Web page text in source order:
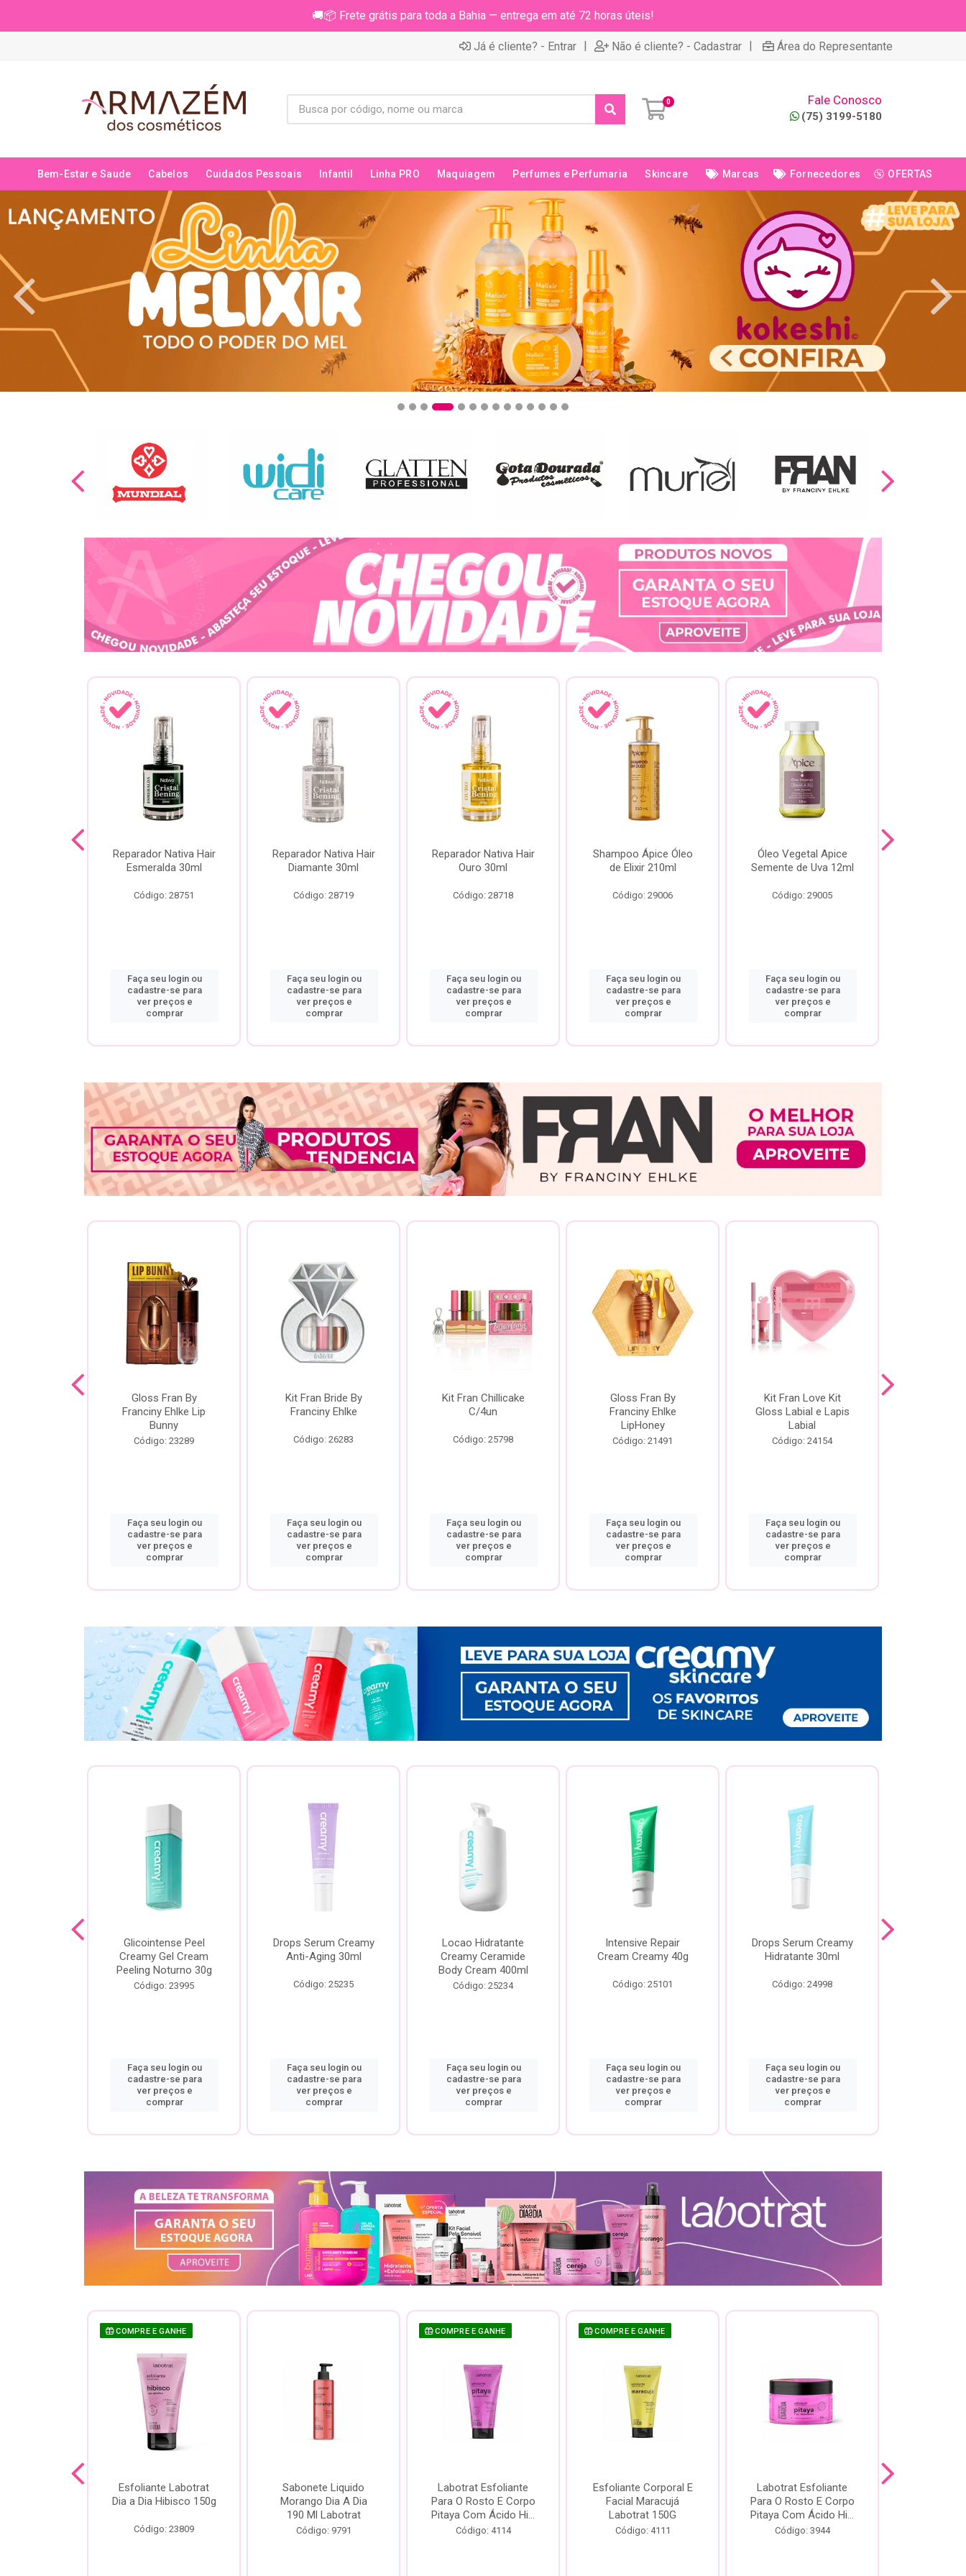
🚚📦 Frete grátis para toda a Bahia — entrega em até 72 horas úteis!
Já é cliente? - Entrar | Não é cliente? - Cadastrar | Área do Representante
0 Fale Conosco
(75) 3199-5180
Bem-Estar e Saude Cabelos Cuidados Pessoais Infantil Linha PRO Maquiagem Perfumes e Perfumaria Skincare Marcas Fornecedores OFERTAS
Reparador Nativa Hair
Esmeralda 30ml
Código: 28751
Faça seu login ou
cadastre-se para
ver preços e
comprar
Reparador Nativa Hair
Diamante 30ml
Código: 28719
Faça seu login ou
cadastre-se para
ver preços e
comprar
Reparador Nativa Hair
Ouro 30ml
Código: 28718
Faça seu login ou
cadastre-se para
ver preços e
comprar
Shampoo Ápice Óleo
de Elixir 210ml
Código: 29006
Faça seu login ou
cadastre-se para
ver preços e
comprar
Óleo Vegetal Apice
Semente de Uva 12ml
Código: 29005
Faça seu login ou
cadastre-se para
ver preços e
comprar
Gloss Fran By
Franciny Ehlke Lip
Bunny
Código: 23289
Faça seu login ou
cadastre-se para
ver preços e
comprar
Kit Fran Bride By
Franciny Ehlke
Código: 26283
Faça seu login ou
cadastre-se para
ver preços e
comprar
Kit Fran Chillicake
C/4un
Código: 25798
Faça seu login ou
cadastre-se para
ver preços e
comprar
Gloss Fran By
Franciny Ehlke
LipHoney
Código: 21491
Faça seu login ou
cadastre-se para
ver preços e
comprar
Kit Fran Love Kit
Gloss Labial e Lapis
Labial
Código: 24154
Faça seu login ou
cadastre-se para
ver preços e
comprar
Glicointense Peel
Creamy Gel Cream
Peeling Noturno 30g
Código: 23995
Faça seu login ou
cadastre-se para
ver preços e
comprar
Drops Serum Creamy
Anti-Aging 30ml
Código: 25235
Faça seu login ou
cadastre-se para
ver preços e
comprar
Locao Hidratante
Creamy Ceramide
Body Cream 400ml
Código: 25234
Faça seu login ou
cadastre-se para
ver preços e
comprar
Intensive Repair
Cream Creamy 40g
Código: 25101
Faça seu login ou
cadastre-se para
ver preços e
comprar
Drops Serum Creamy
Hidratante 30ml
Código: 24998
Faça seu login ou
cadastre-se para
ver preços e
comprar
COMPRE E GANHE
Esfoliante Labotrat
Dia a Dia Hibisco 150g
Código: 23809
Sabonete Liquido
Morango Dia A Dia
190 Ml Labotrat
Código: 9791
COMPRE E GANHE
Labotrat Esfoliante
Para O Rosto E Corpo
Pitaya Com Ácido Hi...
Código: 4114
COMPRE E GANHE
Esfoliante Corporal E
Facial Maracujá
Labotrat 150G
Código: 4111
Labotrat Esfoliante
Para O Rosto E Corpo
Pitaya Com Ácido Hi...
Código: 3944